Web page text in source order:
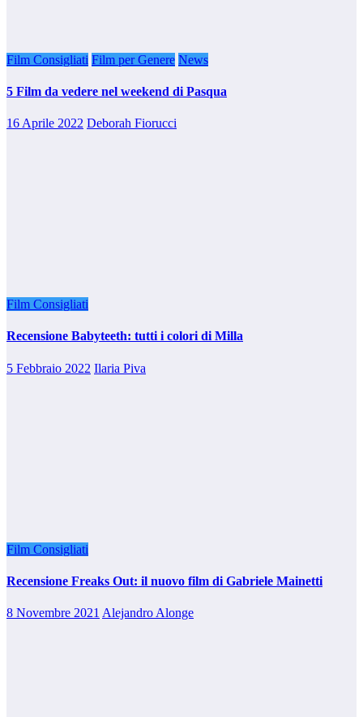
Film Consigliati Film per Genere News
5 Film da vedere nel weekend di Pasqua
16 Aprile 2022 Deborah Fiorucci
Film Consigliati
Recensione Babyteeth: tutti i colori di Milla
5 Febbraio 2022 Ilaria Piva
Film Consigliati
Recensione Freaks Out: il nuovo film di Gabriele Mainetti
8 Novembre 2021 Alejandro Alonge